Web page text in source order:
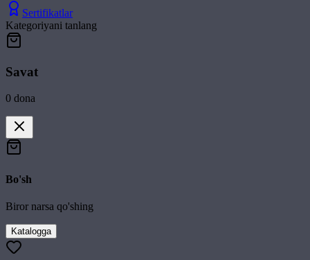
Sertifikatlar
Kategoriyani tanlang
Savat
0 dona
Bo'sh
Biror narsa qo'shing
Katalogga